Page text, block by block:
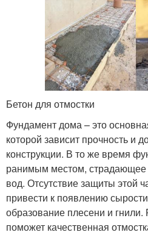
Бетон для отмостки
Фундамент дома – это
которой зависит прочность и
конструкции. В то же время
ранимым местом, страдающее
вод. Отсутствие защиты этой
привести к появлению
образование плесени и
поможет качественная